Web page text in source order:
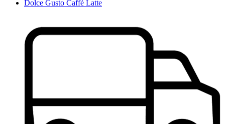
Dolce Gusto Caffè Latte